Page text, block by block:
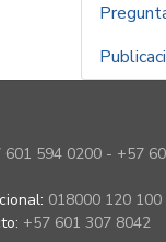
601 594 0200 - +57
018000 120 100
+57 601 307 8042